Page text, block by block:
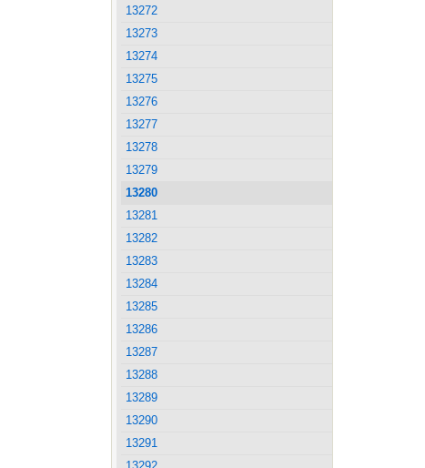
13272
13273
13274
13275
13276
13277
13278
13279
13280
13281
13282
13283
13284
13285
13286
13287
13288
13289
13290
13291